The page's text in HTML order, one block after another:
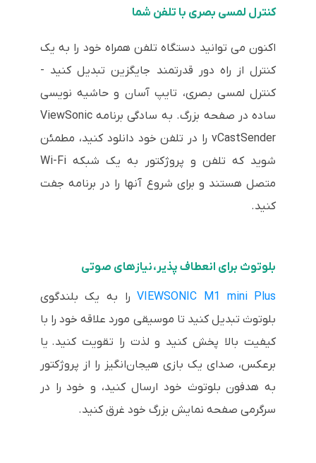
کنترل لمسی بصری با تلفن شما
اکنون می توانید دستگاه تلفن همراه خود را به یک
کنترل از راه دور قدرتمند جایگزین تبدیل کنید -
کنترل لمسی بصری، تایپ آسان و حاشیه نویسی
ساده در صفحه بزرگ. به سادگی برنامه ViewSonic
vCastSender را در تلفن خود دانلود کنید، مطمئن
شوید که تلفن و پروژکتور به یک شبکه Wi-Fi
متصل هستند و برای شروع آنها را در برنامه جفت
کنید.
بلوتوث برای انعطاف پذیر، نیازهای صوتی
VIEWSONIC M1 mini Plusرا به یک بلندگوی
بلوتوث تبدیل کنید تا موسیقی مورد علاقه خود را با
کیفیت بالا پخش کنید و لذت را تقویت کنید. یا
برعکس، صدای یک بازی هیجان‌انگیز را از پروژکتور
به هدفون بلوتوث خود ارسال کنید، و خود را در
سرگرمی صفحه نمایش بزرگ خود غرق کنید.